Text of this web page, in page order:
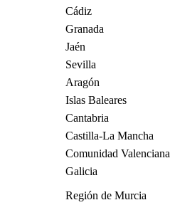
Cádiz
Granada
Jaén
Sevilla
Aragón
Islas Baleares
Cantabria
Castilla-La Mancha
Comunidad Valenciana
Galicia
Región de Murcia